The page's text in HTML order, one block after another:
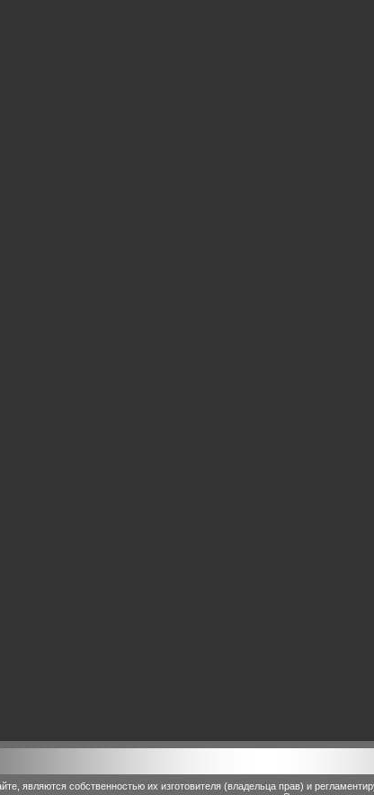
являются собственностью их изготовителя (владельца прав) и